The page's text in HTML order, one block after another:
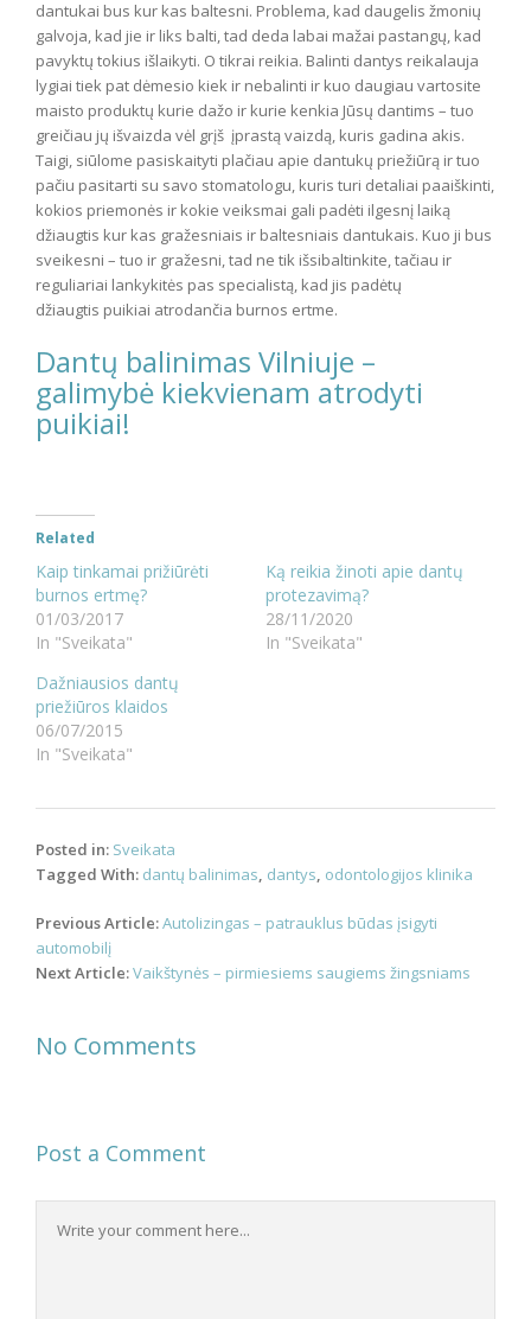
dantukai bus kur kas baltesni. Problema, kad daugelis žmonių
galvoja, kad jie ir liks balti, tad deda labai mažai pastangų, kad
pavyktų tokius išlaikyti. O tikrai reikia. Balinti dantys reikalauja
lygiai tiek pat dėmesio kiek ir nebalinti ir kuo daugiau vartosite
maisto produktų kurie dažo ir kurie kenkia Jūsų dantims – tuo
greičiau jų išvaizda vėl grįš įprastą vaizdą, kuris gadina akis.
Taigi, siūlome pasiskaityti plačiau apie dantukų priežiūrą ir tuo
pačiu pasitarti su savo stomatologu, kuris turi detaliai paaiškinti,
kokios priemonės ir kokie veiksmai gali padėti ilgesnį laiką
džiaugtis kur kas gražesniais ir baltesniais dantukais. Kuo ji bus
sveikesni – tuo ir gražesni, tad ne tik išsibaltinkite, tačiau ir
reguliariai lankykitės pas specialistą, kad jis padėtų
džiaugtis puikiai atrodančia burnos ertme.
Dantų balinimas Vilniuje –
galimybė kiekvienam atrodyti
puikiai!
Related
Kaip tinkamai prižiūrėti
burnos ertmę?
01/03/2017
In "Sveikata"
Ką reikia žinoti apie dantų
protezavimą?
28/11/2020
In "Sveikata"
Dažniausios dantų
priežiūros klaidos
06/07/2015
In "Sveikata"
Posted in: Sveikata
Tagged With: dantų balinimas, dantys, odontologijos klinika
Post
navigation
Previous Article:Autolizingas – patrauklus būdas įsigyti
automobilį
Next Article:Vaikštynės – pirmiesiems saugiems žingsniams
No Comments
Post a Comment